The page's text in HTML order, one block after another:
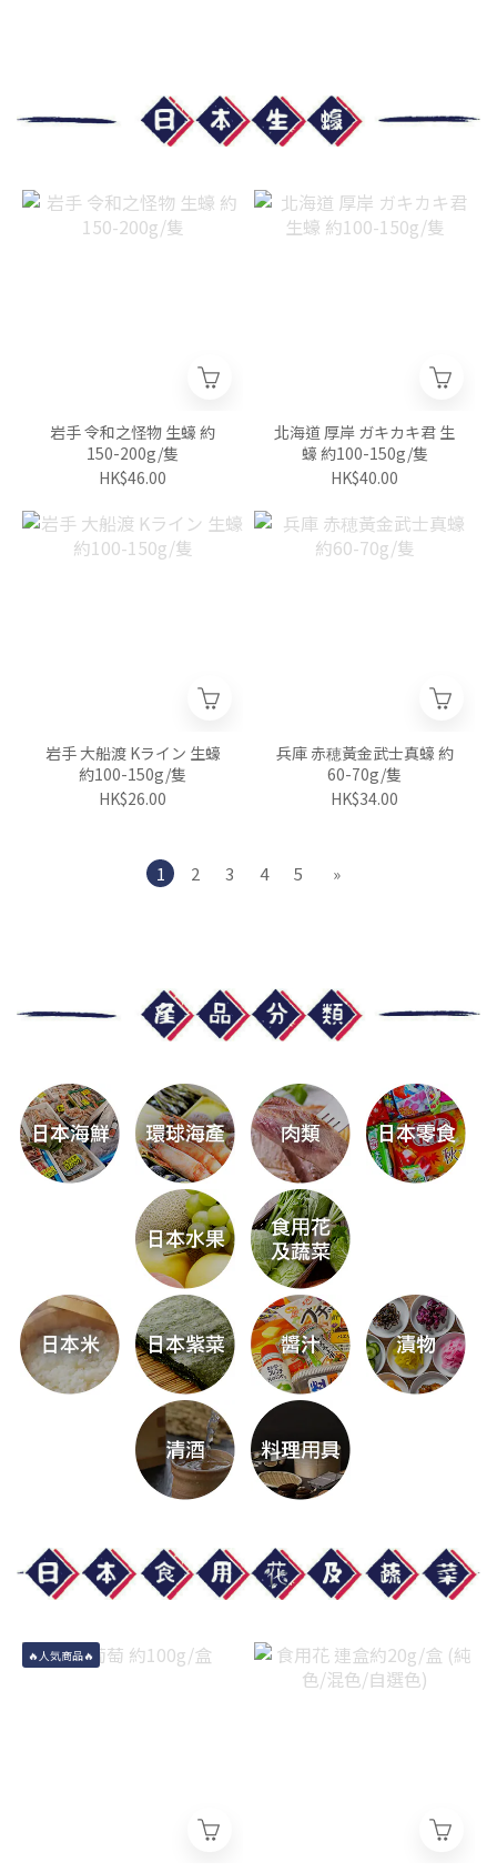
岩手 令和之怪物 生蠔 約
150-200g/隻
HK$46.00
北海道 厚岸 ガキカキ君 生
蠔 約100-150g/隻
HK$40.00
岩手 大船渡 Kライン 生蠔
約100-150g/隻
HK$26.00
兵庫 赤穂黃金武士真蠔 約
60-70g/隻
HK$34.00
1 2 3 4 5 »
🔥人気商品🔥